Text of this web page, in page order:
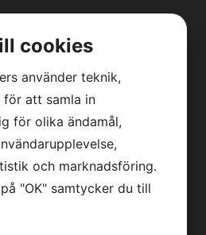
cookies
använder teknik,
för att samla in
för olika ändamål,
och marknadsföring.
"OK" samtycker du till